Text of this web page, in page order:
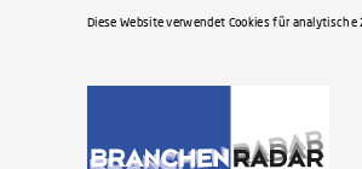
Diese Website verwendet Cookies für